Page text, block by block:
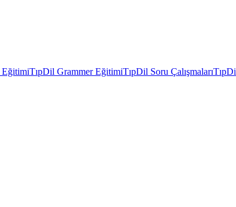
TıpDil Grammer EğitimiTıpDil Soru Çalışmaları